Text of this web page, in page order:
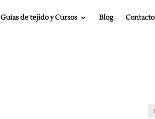
Guías de tejido y Cursos Blog Contacto